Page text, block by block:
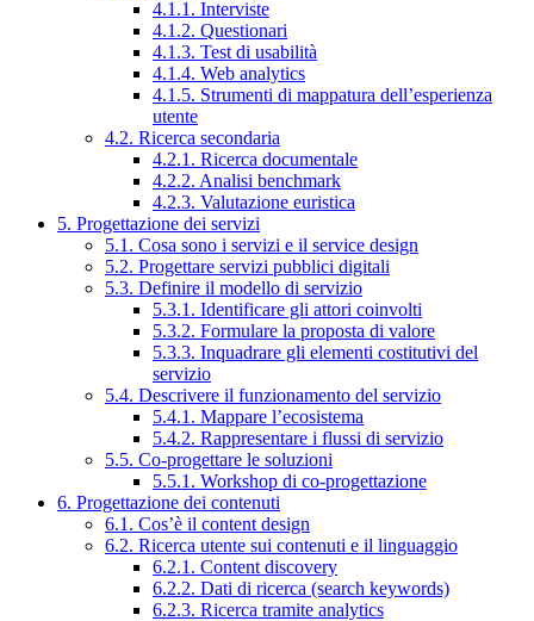
4.1.1. Interviste
4.1.2. Questionari
4.1.3. Test di usabilità
4.1.4. Web analytics
4.1.5. Strumenti di mappatura dell’esperienza
utente
4.2. Ricerca secondaria
4.2.1. Ricerca documentale
4.2.2. Analisi benchmark
4.2.3. Valutazione euristica
5. Progettazione dei servizi
5.1. Cosa sono i servizi e il service design
5.2. Progettare servizi pubblici digitali
5.3. Definire il modello di servizio
5.3.1. Identificare gli attori coinvolti
5.3.2. Formulare la proposta di valore
5.3.3. Inquadrare gli elementi costitutivi del
servizio
5.4. Descrivere il funzionamento del servizio
5.4.1. Mappare l’ecosistema
5.4.2. Rappresentare i flussi di servizio
5.5. Co-progettare le soluzioni
5.5.1. Workshop di co-progettazione
6. Progettazione dei contenuti
6.1. Cos’è il content design
6.2. Ricerca utente sui contenuti e il linguaggio
6.2.1. Content discovery
6.2.2. Dati di ricerca (search keywords)
6.2.3. Ricerca tramite analytics